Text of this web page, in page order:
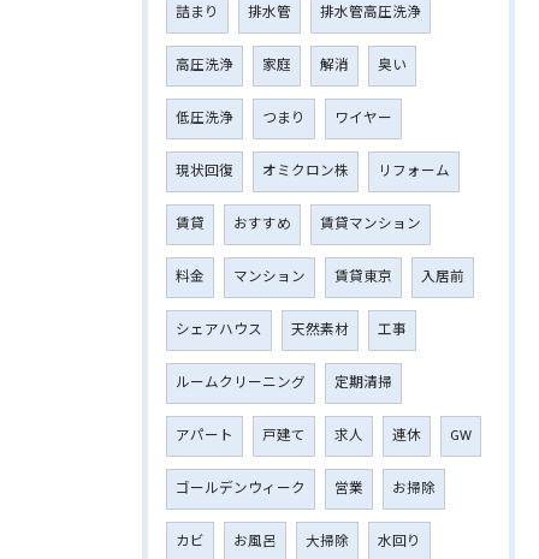
詰まり 排水管 排水管高圧洗浄
高圧洗浄 家庭 解消 臭い
低圧洗浄 つまり ワイヤー
現状回復 オミクロン株 リフォーム
賃貸 おすすめ 賃貸マンション
料金 マンション 賃貸東京 入居前
シェアハウス 天然素材 工事
ルームクリーニング 定期清掃
アパート 戸建て 求人 連休 GW
ゴールデンウィーク 営業 お掃除
カビ お風呂 大掃除 水回り